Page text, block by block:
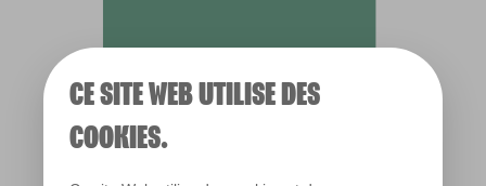
CE SITE WEB UTILISE DES
COOKIES.